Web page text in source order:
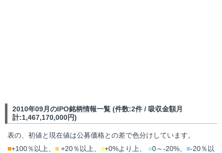
2010年09月のIPO銘柄情報一覧 (件数:2件 / 吸収金額月
計:1,467,170,000円)
表の、初値と現在値は公募価格との差で色分けしています。
■+100％以上、 ■ +20％以上、 ■+0%より上、 ■0～-20%、 ■-20％以